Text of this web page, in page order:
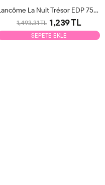
Lancôme La Nuit Trésor EDP 75ml Kadın Parfüm Tester
1,493.31 TL 1,239 TL
SEPETE EKLE